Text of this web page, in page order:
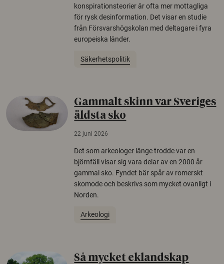
konspirationsteorier är ofta mer mottagliga
för rysk desinformation. Det visar en studie
från Försvarshögskolan med deltagare i fyra
europeiska länder.
Säkerhetspolitik
Gammalt skinn var Sveriges
äldsta sko
22 juni 2026
Det som arkeologer länge trodde var en
björnfäll visar sig vara delar av en 2000 år
gammal sko. Fyndet bär spår av romerskt
skomode och beskrivs som mycket ovanligt i
Norden.
Arkeologi
Så mycket eklandskap